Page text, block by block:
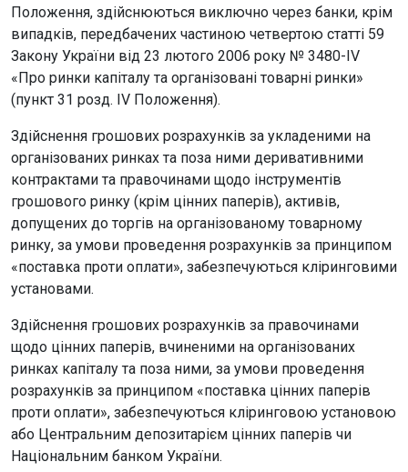
Положення, здійснюються виключно через банки, крім
випадків, передбачених частиною четвертою статті 59
Закону України від 23 лютого 2006 року № 3480-IV
«Про ринки капіталу та організовані товарні ринки»
(пункт 31 розд. IV Положення).
Здійснення грошових розрахунків за укладеними на
організованих ринках та поза ними деривативними
контрактами та правочинами щодо інструментів
грошового ринку (крім цінних паперів), активів,
допущених до торгів на організованому товарному
ринку, за умови проведення розрахунків за принципом
«поставка проти оплати», забезпечуються кліринговими
установами.
Здійснення грошових розрахунків за правочинами
щодо цінних паперів, вчиненими на організованих
ринках капіталу та поза ними, за умови проведення
розрахунків за принципом «поставка цінних паперів
проти оплати», забезпечуються кліринговою установою
або Центральним депозитарієм цінних паперів чи
Національним банком України.